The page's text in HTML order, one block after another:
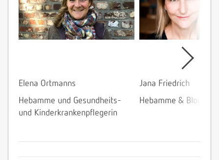
Elena Ortmanns
Hebamme und Gesundheits-
und Kinderkrankenpflegerin
Jana Friedrich
Hebamme &